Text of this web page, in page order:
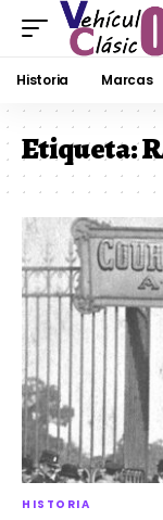
Historia Marcas
Etiqueta:
HISTORIA